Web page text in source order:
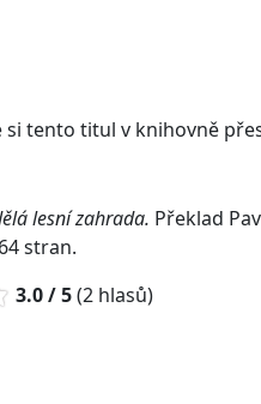
tento titul v knihovně
lesní zahrada. Překlad
stran.
3.0 / 5(2 hlasů)